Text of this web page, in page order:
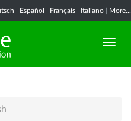
Español Français Italiano More...